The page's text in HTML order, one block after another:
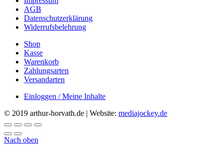
AGB
Datenschutzerklärung
Widerrufsbelehrung
Shop
Kasse
Warenkorb
Zahlungsarten
Versandarten
Einloggen / Meine Inhalte
© 2019 arthur-horvath.de | Website: mediajockey.de
Nach oben